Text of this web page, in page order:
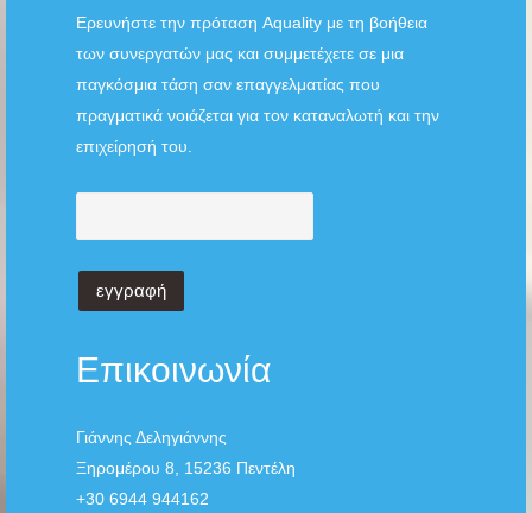
Ερευνήστε την πρόταση Aquality με τη βοήθεια
των συνεργατών μας και συμμετέχετε σε μια
παγκόσμια τάση σαν επαγγελματίας που
πραγματικά νοιάζεται για τον καταναλωτή και την
επιχείρησή του.
Επικοινωνία
Γιάννης Δεληγιάννης
Ξηρομέρου 8, 15236 Πεντέλη
+30 6944 944162